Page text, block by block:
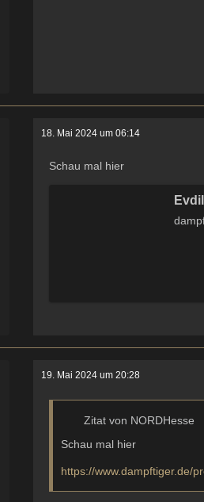
18. Mai 2024 um 06:14
Schau mal hier
19. Mai 2024 um 20:28
Zitat von NORDHesse
Schau mal hier
https://www.dampftiger.de/